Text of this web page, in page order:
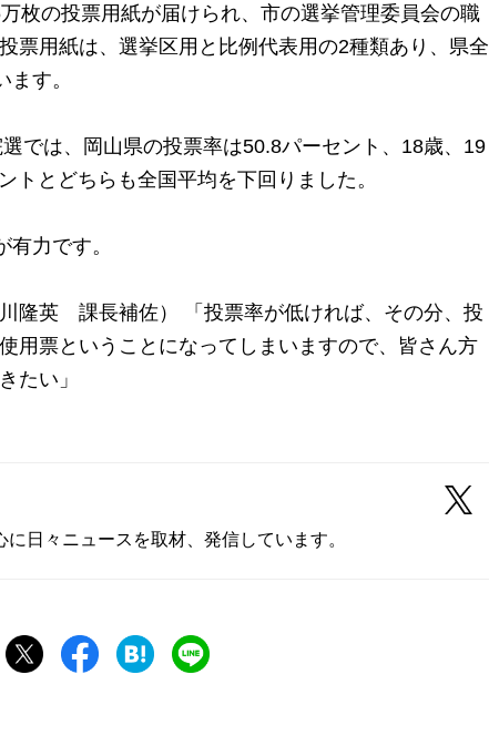
枚の投票用紙が届けられ、市の選挙管理委員会の職
票用紙は、選挙区用と比例代表用の2種類あり、県全
す。
では、岡山県の投票率は50.8パーセント、18歳、19
トとどちらも全国平均を下回りました。
力です。
川隆英 課長補佐） 「投票率が低ければ、その分、投
用票ということになってしまいますので、皆さん方
たい」
日々ニュースを取材、発信しています。